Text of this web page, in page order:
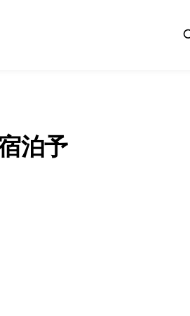
泊予